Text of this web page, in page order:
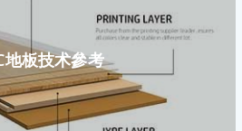
地板技术參考